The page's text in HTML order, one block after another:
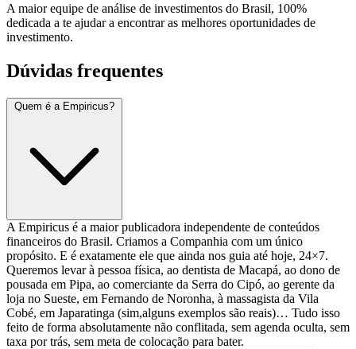
A maior equipe de análise de investimentos do Brasil, 100%
dedicada a te ajudar a encontrar as melhores oportunidades de
investimento.
Dúvidas frequentes
Quem é a Empiricus?
A Empiricus é a maior publicadora independente de conteúdos
financeiros do Brasil. Criamos a Companhia com um único
propósito. E é exatamente ele que ainda nos guia até hoje, 24×7.
Queremos levar à pessoa física, ao dentista de Macapá, ao dono de
pousada em Pipa, ao comerciante da Serra do Cipó, ao gerente da
loja no Sueste, em Fernando de Noronha, à massagista da Vila
Cobé, em Japaratinga (sim,alguns exemplos são reais)… Tudo isso
feito de forma absolutamente não conflitada, sem agenda oculta, sem
taxa por trás, sem meta de colocação para bater.